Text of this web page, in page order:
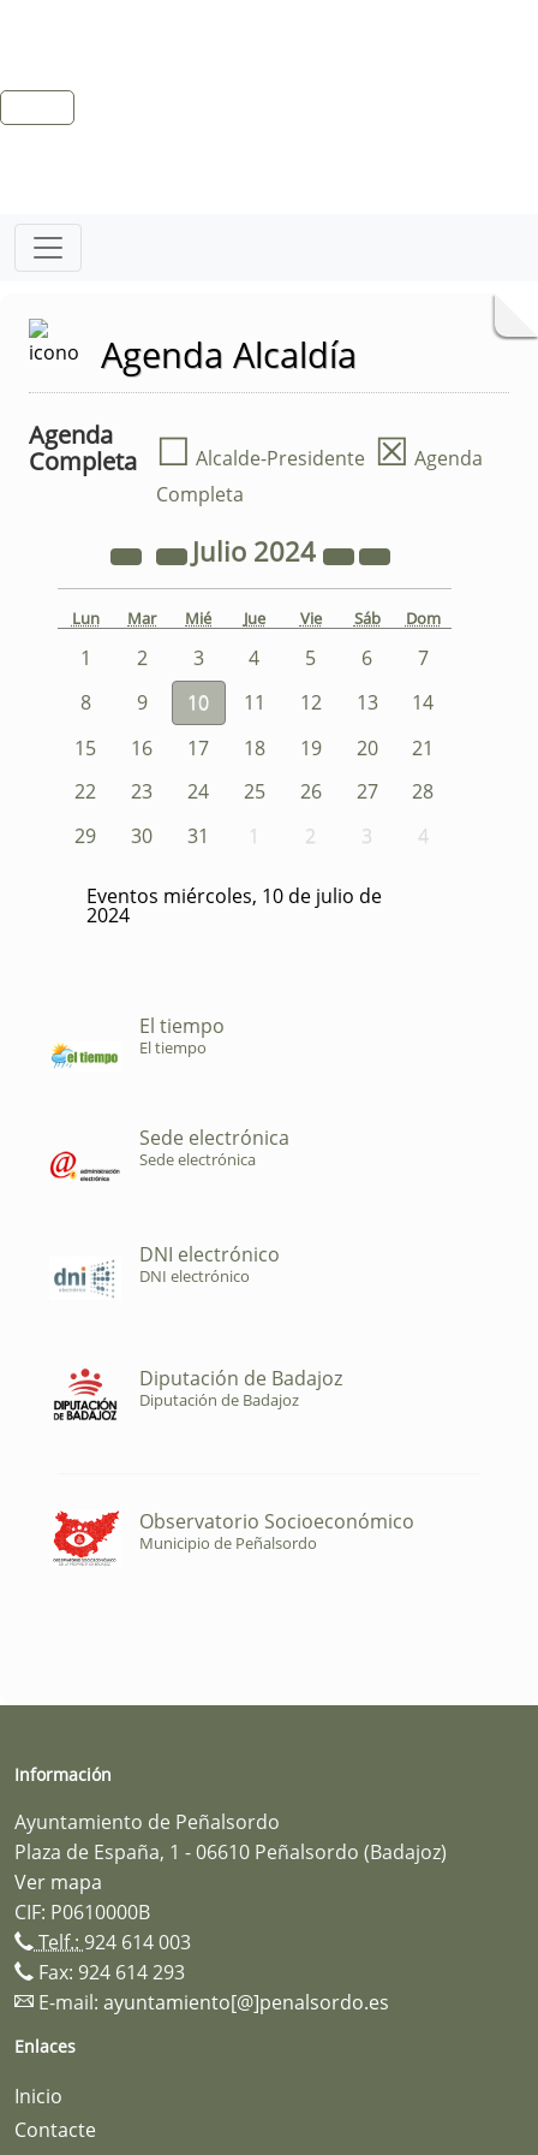
Agenda Alcaldía
Agenda
Completa
☐ Alcalde-Presidente ☒ Agenda
Completa
Julio 2024
Lun Mar Mié Jue Vie Sáb Dom
1 2 3 4 5 6
7
8
9 10 11 12 13
14
15
16 17 18 19 20
21
22
23 24 25 26 27
28
29
30 31 1 2 3 4
Eventos miércoles, 10 de julio de
2024
El tiempo
El tiempo
Sede electrónica
Sede electrónica
DNI electrónico
DNI electrónico
Diputación de Badajoz
Diputación de Badajoz
Observatorio Socioeconómico
Municipio de Peñalsordo
Información
Ayuntamiento de Peñalsordo
Plaza de España, 1 - 06610 Peñalsordo (Badajoz)
Ver mapa
CIF: P0610000B
Telf.: 924 614 003
Fax: 924 614 293
E-mail: ayuntamiento[@]penalsordo.es
Enlaces
Inicio
Contacte